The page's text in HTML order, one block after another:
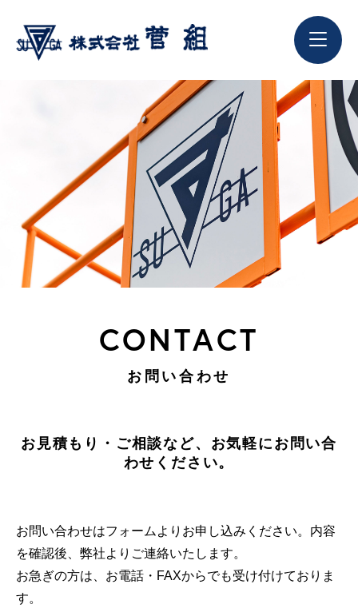
CONTACT
お問い合わせ
お見積もり・ご相談など、お気軽にお問い合
わせください。
お問い合わせはフォームよりお申し込みください。内容
を確認後、弊社よりご連絡いたします。
お急ぎの方は、お電話・FAXからでも受け付けておりま
す。